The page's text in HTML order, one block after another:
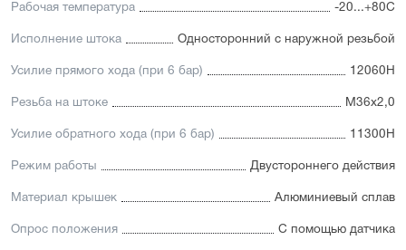
элоксаловым покрытием, препятствующим коррозии
(нержавейка доступна в качестве опции)
демпфирование
Рабочая температура -20...+80С
Исполнение штока Односторонний с наружной резьбой
Усилие прямого хода (при 6 бар) 12060Н
Резьба на штоке М36х2,0
Усилие обратного хода (при 6 бар) 11300Н
Режим работы Двустороннего действия
Материал крышек Алюминиевый сплав
Опрос положения С помощью датчика